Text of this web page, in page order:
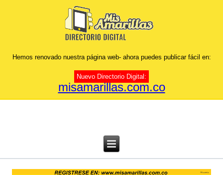
Hemos renovado nuestra página web- ahora puedes publicar fácil en:
Nuevo Directorio Digital:
misamarillas.com.co